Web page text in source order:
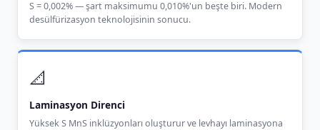
S = 0,002% — şart maksimumu 0,010%'un beşte biri. Modern
desülfürizasyon teknolojisinin sonucu.
📐
Laminasyon Direnci
Yüksek S MnS inklüzyonları oluşturur ve levhayı laminasyona